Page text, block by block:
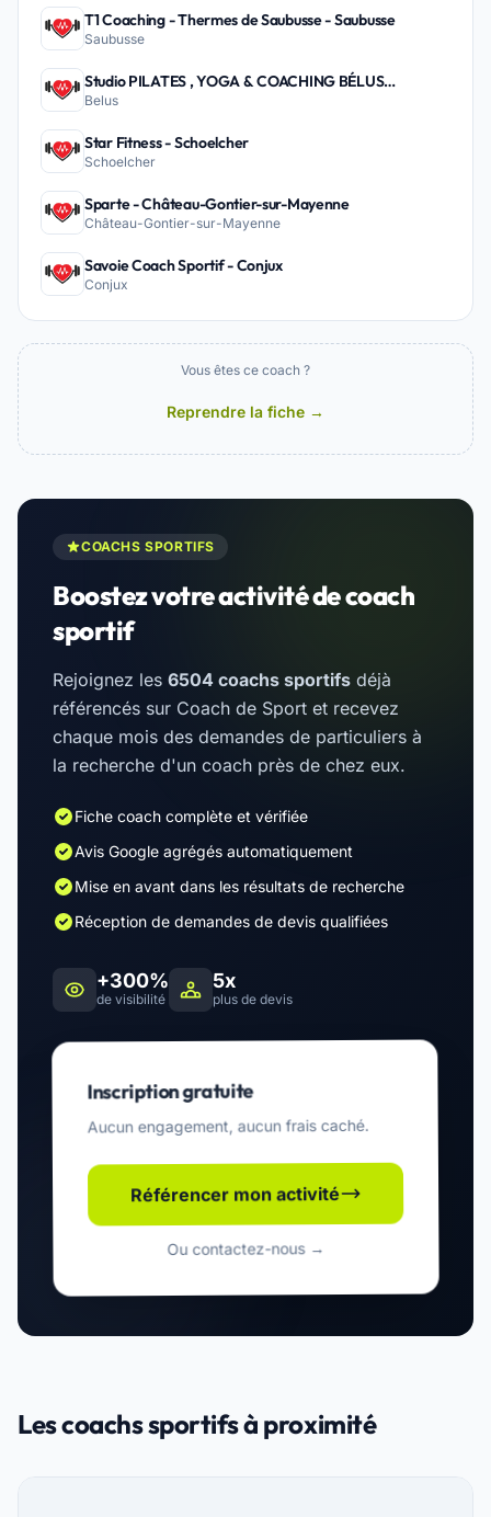
T1 Coaching - Thermes de Saubusse - Saubusse
Saubusse
Studio PILATES , YOGA & COACHING BÉLUS
PEYREHORADE - Belus
Belus
Star Fitness - Schoelcher
Schoelcher
Sparte - Château-Gontier-sur-Mayenne
Château-Gontier-sur-Mayenne
Savoie Coach Sportif - Conjux
Conjux
Vous êtes ce coach ?
Reprendre la fiche →
COACHS SPORTIFS
Boostez votre activité de coach
sportif
Rejoignez les 6504 coachs sportifs déjà
référencés sur Coach de Sport et recevez
chaque mois des demandes de particuliers à
la recherche d'un coach près de chez eux.
Fiche coach complète et vérifiée
Avis Google agrégés automatiquement
Mise en avant dans les résultats de recherche
Réception de demandes de devis qualifiées
+300%
de visibilité
5x
plus de devis
Inscription gratuite
Aucun engagement, aucun frais caché.
Référencer mon activité
Ou contactez-nous →
Les coachs sportifs à proximité